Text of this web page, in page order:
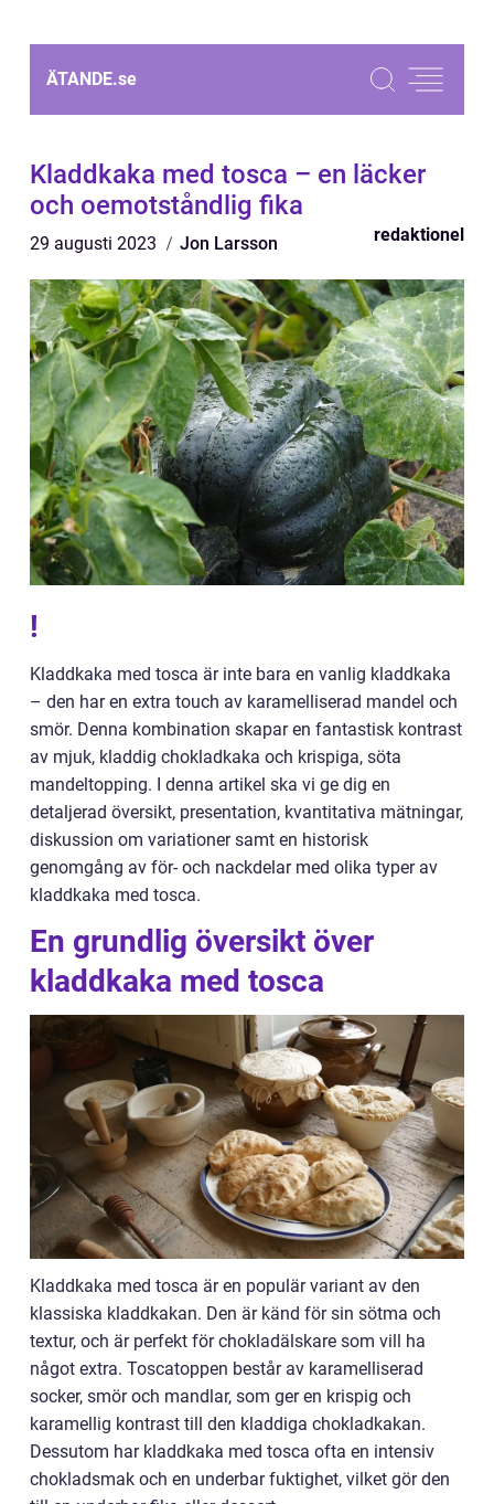
ÄTANDE.se
Kladdkaka med tosca – en läcker
och oemotståndlig fika
29 augusti 2023 Jon Larsson redaktionel
!
Kladdkaka med tosca är inte bara en vanlig kladdkaka
– den har en extra touch av karamelliserad mandel och
smör. Denna kombination skapar en fantastisk kontrast
av mjuk, kladdig chokladkaka och krispiga, söta
mandeltopping. I denna artikel ska vi ge dig en
detaljerad översikt, presentation, kvantitativa mätningar,
diskussion om variationer samt en historisk
genomgång av för- och nackdelar med olika typer av
kladdkaka med tosca.
En grundlig översikt över
kladdkaka med tosca
Kladdkaka med tosca är en populär variant av den
klassiska kladdkakan. Den är känd för sin sötma och
textur, och är perfekt för chokladälskare som vill ha
något extra. Toscatoppen består av karamelliserad
socker, smör och mandlar, som ger en krispig och
karamellig kontrast till den kladdiga chokladkakan.
Dessutom har kladdkaka med tosca ofta en intensiv
chokladsmak och en underbar fuktighet, vilket gör den